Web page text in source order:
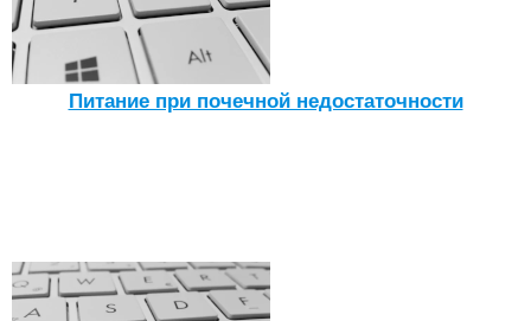
Питание при почечной недостаточности